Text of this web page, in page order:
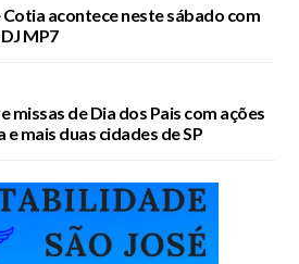
acontece neste sábado com
MP7
missas de Dia dos Pais com ações
mais duas cidades de SP